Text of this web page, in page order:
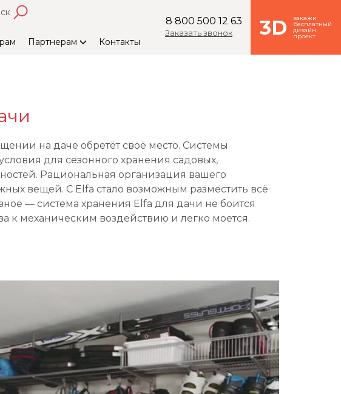
3D закажи
бесплатный
дизайн
проект
8 800 500 12 63
Заказать звонок
Партнерам Контакты
на даче обретёт своё место. Системы
для сезонного хранения садовых,
Рациональная организация вашего
вещей. С Elfa стало возможным разместить всё
— система хранения Elfa для дачи не боится
к механическим воздействию и легко моется.